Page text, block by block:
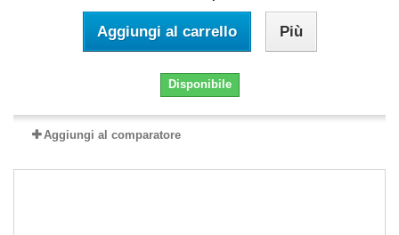
Aggiungi al carrello Più
Disponibile
Aggiungi al comparatore